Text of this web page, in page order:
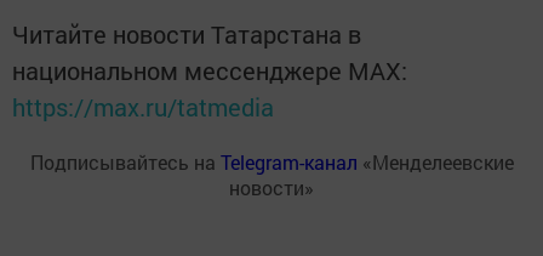
Читайте новости Татарстана в
национальном мессенджере MАХ:
https://max.ru/tatmedia
Подписывайтесь на Telegram-канал «Менделеевские
новости»